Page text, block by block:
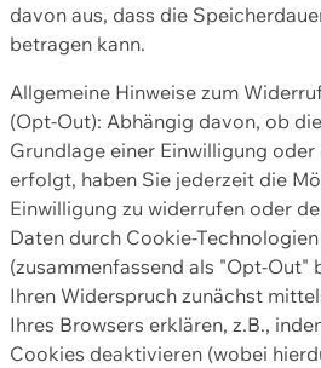
davon aus, dass die
betragen kann.
Allgemeine Hinweise zum
(Opt-Out): Abhängig davon, ob
Grundlage einer Einwilligung
erfolgt, haben Sie jederzeit die
Einwilligung zu widerrufen oder
Daten durch Cookie-
(zusammenfassend als "Opt-Out"
Ihren Widerspruch zunächst
Ihres Browsers erklären, z.B.,
Cookies deaktivieren (wobei